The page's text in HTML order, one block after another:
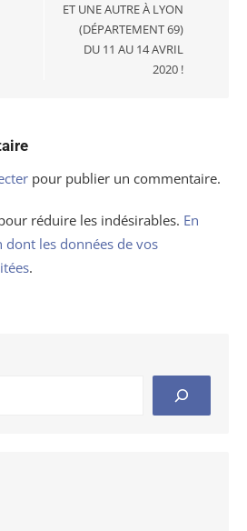
ET UNE AUTRE À LYON
(DÉPARTEMENT 69)
DU 11 AU 14 AVRIL
2020 !
pour publier un commentaire.
réduire les indésirables. En
les données de vos
.